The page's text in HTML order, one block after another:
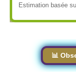
Estimation basée
📊